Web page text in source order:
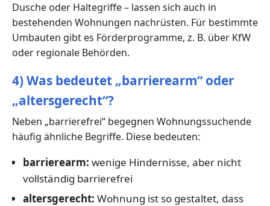
Dusche oder Haltegriffe – lassen sich auch in
bestehenden Wohnungen nachrüsten. Für bestimmte
Umbauten gibt es Förderprogramme, z. B. über KfW
oder regionale Behörden.
4) Was bedeutet „barrierearm“ oder
„altersgerecht“?
Neben „barrierefrei“ begegnen Wohnungssuchende
häufig ähnliche Begriffe. Diese bedeuten:
barrierearm: wenige Hindernisse, aber nicht
vollständig barrierefrei
altersgerecht: Wohnung ist so gestaltet, dass